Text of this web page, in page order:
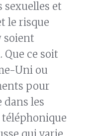
sexuelles et
le risque
soient
Que ce soit
Uni ou
pour
dans les
téléphonique